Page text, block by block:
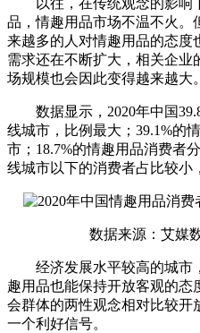
以往，在传统观念的影响
品，情趣用品市场不温不火。
来越多的人对情趣用品的态度
需求还在不断扩大，相关企
场规模也会因此变得越来越大。
数据显示，2020年中国
线城市，比例最大；39.1%的
市；18.7%的情趣用品消费者
线城市以下的消费者占比较小
数据来源：艾媒数
经济发展水平较高的城市
趣用品也能保持开放客观的态
会群体的两性观念相对比较开
一个利好信号。